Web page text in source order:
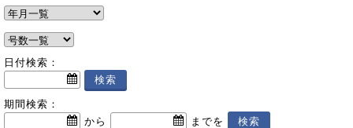
日付検索：
期間検索：
から
までを